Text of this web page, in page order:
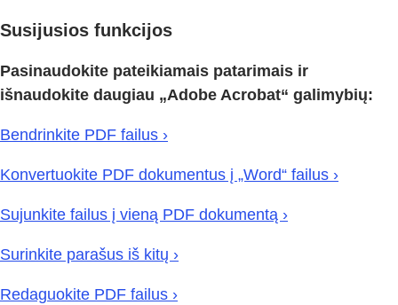
Susijusios funkcijos
Pasinaudokite pateikiamais patarimais ir
išnaudokite daugiau „Adobe Acrobat“ galimybių:
Bendrinkite PDF failus ›
Konvertuokite PDF dokumentus į „Word“ failus ›
Sujunkite failus į vieną PDF dokumentą ›
Surinkite parašus iš kitų ›
Redaguokite PDF failus ›